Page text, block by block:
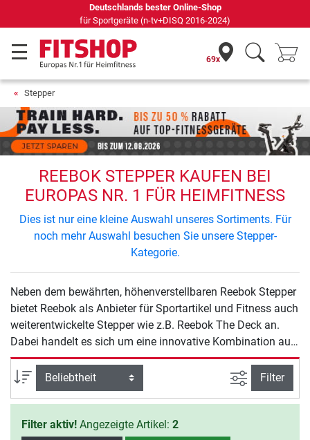
Deutschlands bester Online-Shop
für Sportgeräte (n-tv+DISQ 2016-2024)
69x
Stepper
REEBOK STEPPER KAUFEN BEI
EUROPAS NR. 1 FÜR HEIMFITNESS
Dies ist nur eine kleine Auswahl unseres Sortiments. Für
noch mehr Auswahl besuchen Sie unsere Stepper-
Kategorie.
Neben dem bewährten, höhenverstellbaren Reebok Stepper
bietet Reebok als Anbieter für Sportartikel und Fitness auch
weiterentwickelte Stepper wie z.B. Reebok The Deck an.
Dabei handelt es sich um eine innovative Kombination aus
Steppbrett und Trainingsbank, die eine Variation aus
Ausdauer- und Krafttraining ermöglicht.
Sortierung Ansicht
Filter
Filter aktiv! Angezeigte Artikel: 2